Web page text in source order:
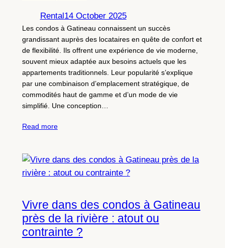
Rental14 October 2025
Les condos à Gatineau connaissent un succès
grandissant auprès des locataires en quête de confort et
de flexibilité. Ils offrent une expérience de vie moderne,
souvent mieux adaptée aux besoins actuels que les
appartements traditionnels. Leur popularité s’explique
par une combinaison d’emplacement stratégique, de
commodités haut de gamme et d’un mode de vie
simplifié. Une conception…
Read more
Vivre dans des condos à Gatineau
près de la rivière : atout ou
contrainte ?